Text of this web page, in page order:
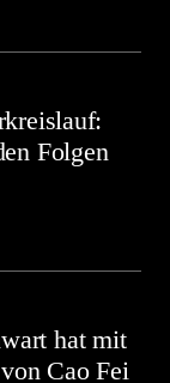
Folgen
hat mit
Cao Fei